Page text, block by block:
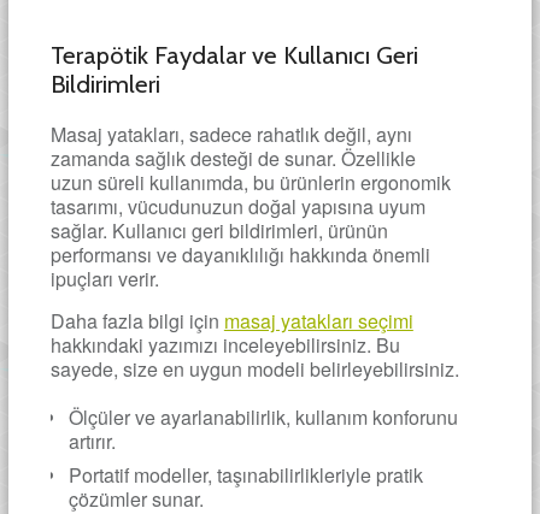
Terapötik Faydalar ve Kullanıcı Geri
Bildirimleri
Masaj yatakları, sadece rahatlık değil, aynı
zamanda sağlık desteği de sunar. Özellikle
uzun süreli kullanımda, bu ürünlerin ergonomik
tasarımı, vücudunuzun doğal yapısına uyum
sağlar. Kullanıcı geri bildirimleri, ürünün
performansı ve dayanıklılığı hakkında önemli
ipuçları verir.
Daha fazla bilgi için masaj yatakları seçimi
hakkındaki yazımızı inceleyebilirsiniz. Bu
sayede, size en uygun modeli belirleyebilirsiniz.
Ölçüler ve ayarlanabilirlik, kullanım konforunu
artırır.
Portatif modeller, taşınabilirlikleriyle pratik
çözümler sunar.